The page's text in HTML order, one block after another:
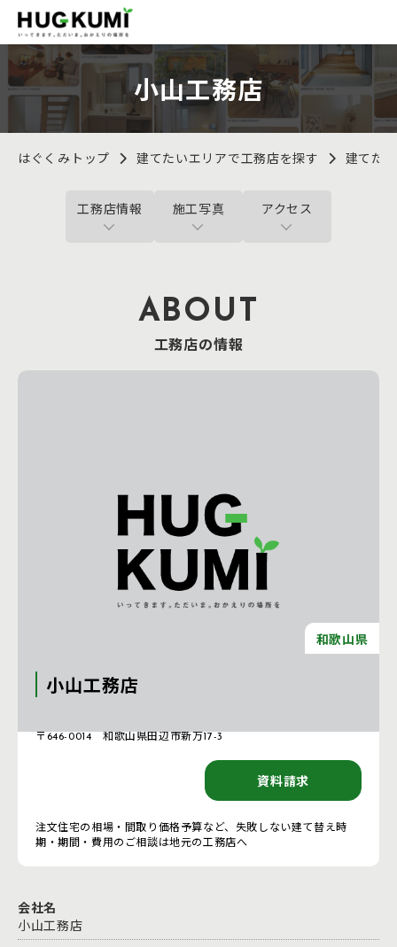
小山工務店
はぐくみトップ 建てたいエリアで工務店を探す 建てた
工務店情報 施工写真 アクセス
ABOUT
工務店の情報
和歌山県
小山工務店
〒646-0014 和歌山県田辺市新万17-3
資料請求
注文住宅の相場・間取り価格予算など、失敗しない建て替え時
期・期間・費用のご相談は地元の工務店へ
会社名
小山工務店